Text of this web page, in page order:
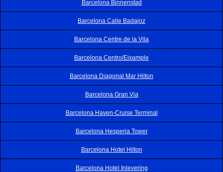
Barcelona Binnenstad
Barcelona Calle Badajoz
Barcelona Centre de la Vila
Barcelona Centro/Eixample
Barcelona Diagonal Mar Hilton
Barcelona Gran Via
Barcelona Haven-Cruise Terminal
Barcelona Hesperia Tower
Barcelona Hotel Hilton
Barcelona Hotel Inlevering